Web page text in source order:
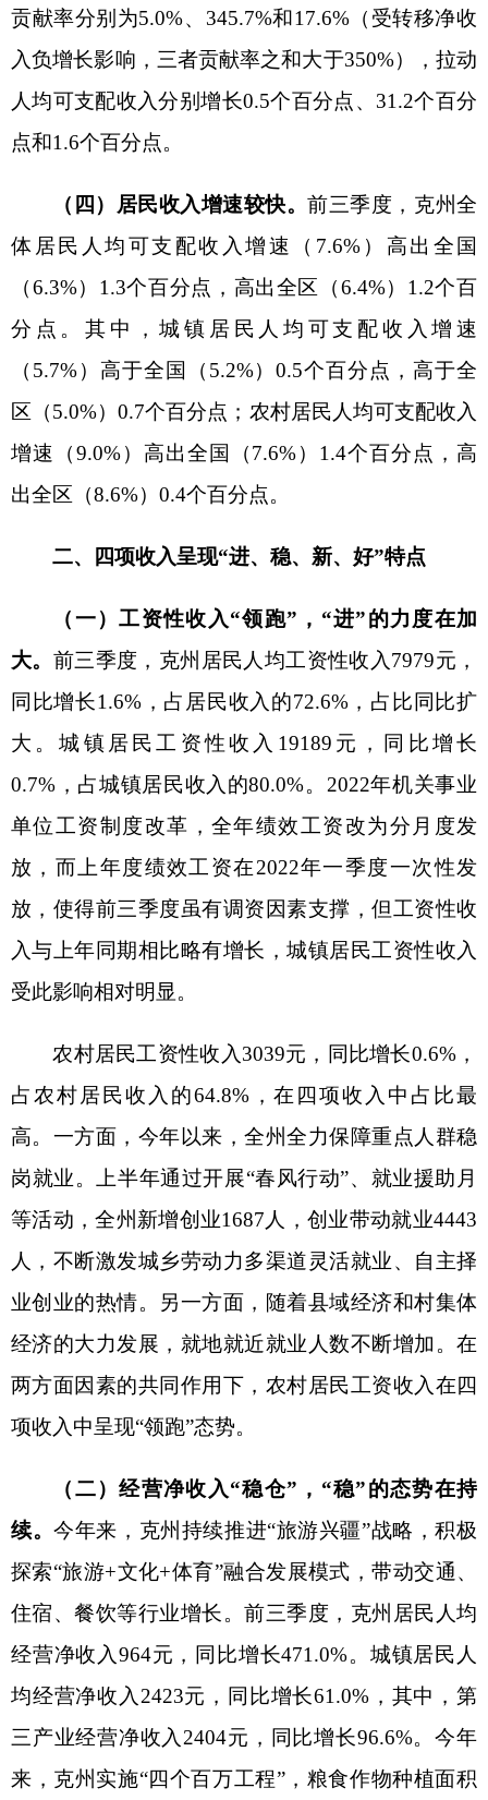
（一）工资性收入 “领跑”，“进”的力度在加
大。前三季度，克州居民人均工资性收入7979元，
同比增长1.6%，占居民收入的72.6%，占比同比扩
大。城镇居民工资性收入19189元，同比增长
单位工资制度改革，全年绩效工资改为分月度发
放，而上年度绩效工资在2022年一季度一次性发
入与上年同期相比略有增长，城镇居民工资性收入
受此影响相对明显。
占农村居民收入的64.8%，在四项收入中占比最
高。一方面，今年以来，全州全力保障重点人群稳
岗就业。上半年通过开展“春风行动”、就业援助月
人，不断激发城乡劳动力多渠道灵活就业、自主择
经济的大力发展，就地就近就业人数不断增加。在
两方面因素的共同作用下，农村居民工资收入在四
项收入中呈现“领跑”态势。
（二）经营净收入“稳仓”，“稳”的态势在持
续。今年来，克州持续推进“旅游兴疆”战略，积极
探索“旅游+文化+体育”融合发展模式，带动交通、
住宿、餐饮等行业增长。前三季度，克州居民人均
均经营净收入2423元，同比增长61.0%，其中，第
三产业经营净收入2404元，同比增长96.6%。今年
来，克州实施“四个百万工程”，粮食作物种植面积
农产品销售收入比上年同期增加。前三季度，农村
居民人均经营净收入322元，同比增长131.5%。其
中，第一产业经营净收入131元，同比增长
108.0%，第三产业经营净收入194元，同比增长
断扩大，粮食价格基本平稳，但受农牧业生产成本
上涨、生猪出栏价格低迷、牛羊出栏价格下跌等因
素影响，农牧业经营收入增速有所放缓。但得益于
疫情后接触性服务业快速恢复和发展，农牧民第三
产业经营净收入占比保持稳定增长态势，“稳仓”作
年以来，全州以 “三大布局”为引领，以“四大产
业”为抓手，推进农业产业“四个百万”工程，多项重
点工程落地开工，土地承包价格上涨，带动土地流
转收入上涨，同时吸引不少外来人口就业，房屋出
度，克州居民人均财产净收入274元，同比增长
41.2%。分城乡看，城镇居民人均财产净收入689
元，同比增长16.6%；农村居民人均财产净收入91
元，同比上涨306.1%。